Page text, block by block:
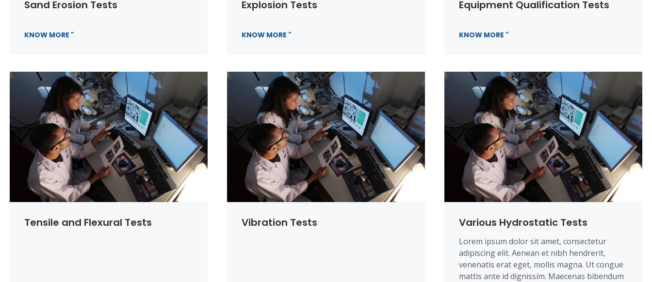
Sand Erosion Tests
KNOW MORE "
Explosion Tests
KNOW MORE "
Equipment Qualification Tests
KNOW MORE "
Tensile and Flexural Tests Vibration Tests Various Hydrostatic Tests
Lorem ipsum dolor sit amet, consectetur
adipiscing elit. Aenean et nibh hendrerit,
venenatis erat eget, mollis magna. Ut congue
mattis ante id dignissim. Maecenas bibendum